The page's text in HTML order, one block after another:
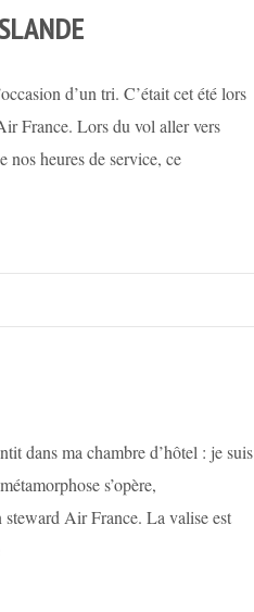
d’un tri. C’était cet été lors
France. Lors du vol aller vers
nos heures de service, ce
dans ma chambre d’hôtel : je suis
s’opère,
Air France. La valise est